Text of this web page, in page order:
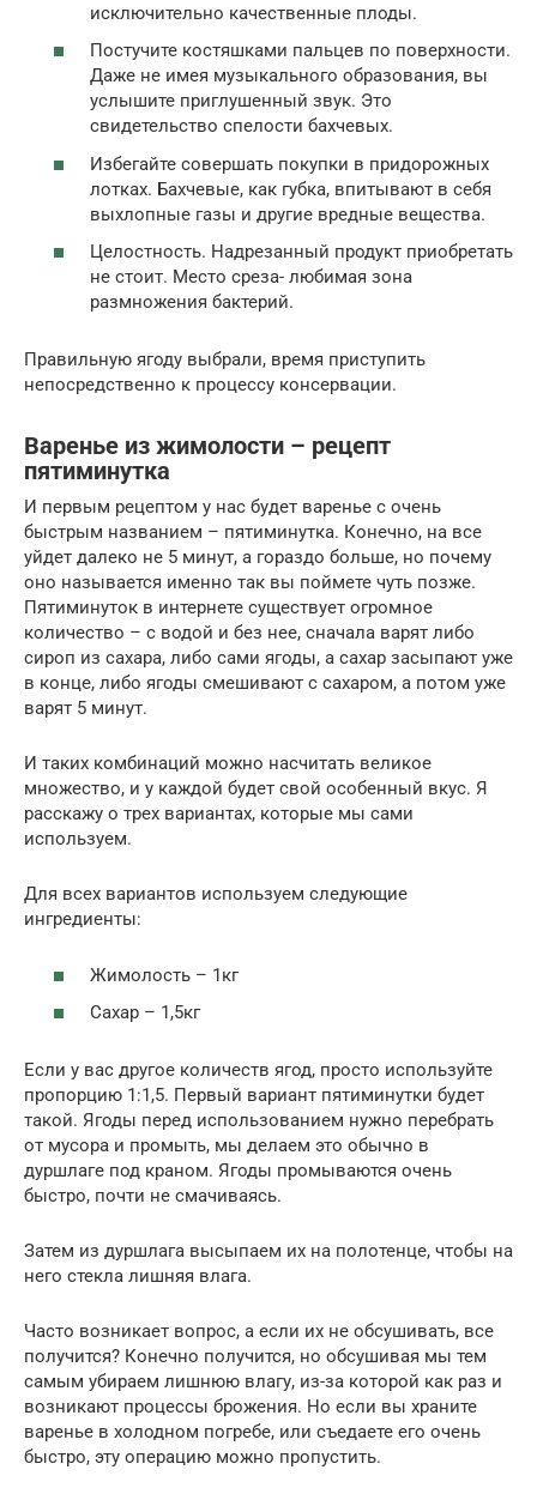
исключительно качественные плоды.
Постучите костяшками пальцев по поверхности.
Даже не имея музыкального образования, вы
услышите приглушенный звук. Это
свидетельство спелости бахчевых.
Избегайте совершать покупки в придорожных
лотках. Бахчевые, как губка, впитывают в себя
выхлопные газы и другие вредные вещества.
Целостность. Надрезанный продукт приобретать
не стоит. Место среза- любимая зона
размножения бактерий.
Правильную ягоду выбрали, время приступить
непосредственно к процессу консервации.
Варенье из жимолости – рецепт
пятиминутка
И первым рецептом у нас будет варенье с очень
быстрым названием – пятиминутка. Конечно, на все
уйдет далеко не 5 минут, а гораздо больше, но почему
оно называется именно так вы поймете чуть позже.
Пятиминуток в интернете существует огромное
количество – с водой и без нее, сначала варят либо
сироп из сахара, либо сами ягоды, а сахар засыпают уже
в конце, либо ягоды смешивают с сахаром, а потом уже
варят 5 минут.
И таких комбинаций можно насчитать великое
множество, и у каждой будет свой особенный вкус. Я
расскажу о трех вариантах, которые мы сами
используем.
Для всех вариантов используем следующие
ингредиенты:
Жимолость – 1кг
Сахар – 1,5кг
Если у вас другое количеств ягод, просто используйте
пропорцию 1:1,5. Первый вариант пятиминутки будет
такой. Ягоды перед использованием нужно перебрать
от мусора и промыть, мы делаем это обычно в
дуршлаге под краном. Ягоды промываются очень
быстро, почти не смачиваясь.
Затем из дуршлага высыпаем их на полотенце, чтобы на
него стекла лишняя влага.
Часто возникает вопрос, а если их не обсушивать, все
получится? Конечно получится, но обсушивая мы тем
самым убираем лишнюю влагу, из-за которой как раз и
возникают процессы брожения. Но если вы храните
варенье в холодном погребе, или съедаете его очень
быстро, эту операцию можно пропустить.